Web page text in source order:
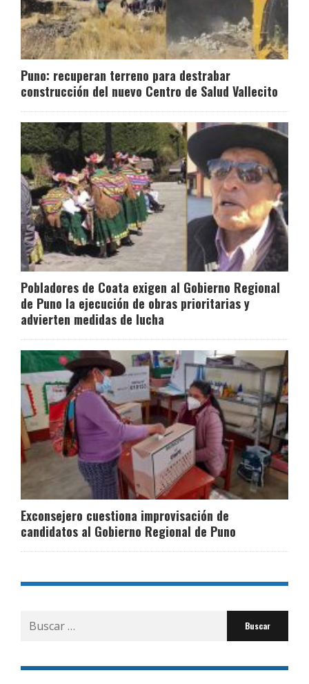
Puno: recuperan terreno para destrabar
construcción del nuevo Centro de Salud Vallecito
Pobladores de Coata exigen al Gobierno Regional
de Puno la ejecución de obras prioritarias y
advierten medidas de lucha
Exconsejero cuestiona improvisación de
candidatos al Gobierno Regional de Puno
Buscar
por: